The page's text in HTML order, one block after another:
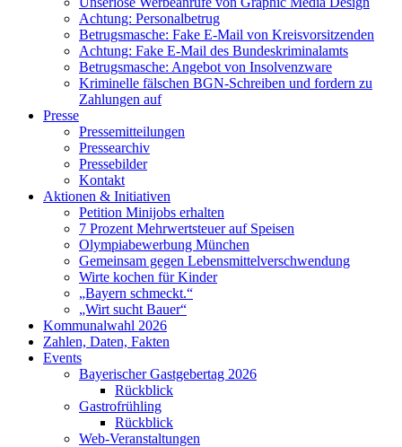
Achtung: Personalbetrug
Betrugsmasche: Fake E-Mail von Kreisvorsitzenden
Achtung: Fake E-Mail des Bundeskriminalamts
Betrugsmasche: Angebot von Insolvenzware
Kriminelle fälschen BGN-Schreiben und fordern zu
Zahlungen auf
Presse
Pressemitteilungen
Pressearchiv
Pressebilder
Kontakt
Aktionen & Initiativen
Petition Minijobs erhalten
7 Prozent Mehrwertsteuer auf Speisen
Olympiabewerbung München
Gemeinsam gegen Lebensmittelverschwendung
Wirte kochen für Kinder
„Bayern schmeckt.“
„Wirt sucht Bauer“
Kommunalwahl 2026
Zahlen, Daten, Fakten
Events
Bayerischer Gastgebertag 2026
Rückblick
Gastrofrühling
Rückblick
Web-Veranstaltungen